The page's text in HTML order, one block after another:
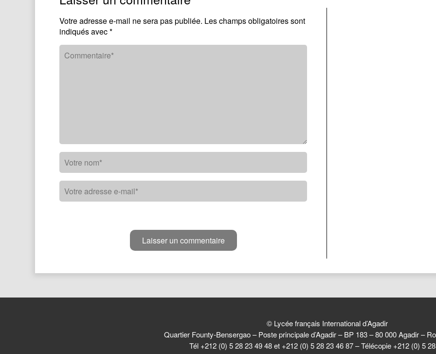
Votre adresse e-mail ne sera pas publiée. Les champs obligatoires sont
indiqués avec*
© Lycée français International d’Agadir
Quartier Founty-Bensergao – Poste principale d’Agadir – BP 183 – 80 000 Agadir –
Tél +212 (0) 5 28 23 49 48 et +212 (0) 5 28 23 46 87 – Télécopie +212 (0) 5